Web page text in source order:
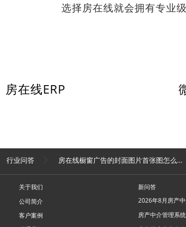
选择房在线就会拥有专业
房在线ERP
行业问答 房在线橱窗广告的封面图片首张图怎么更换？
关于我们
公司简介
客户案例
新问答
房产中介管理系